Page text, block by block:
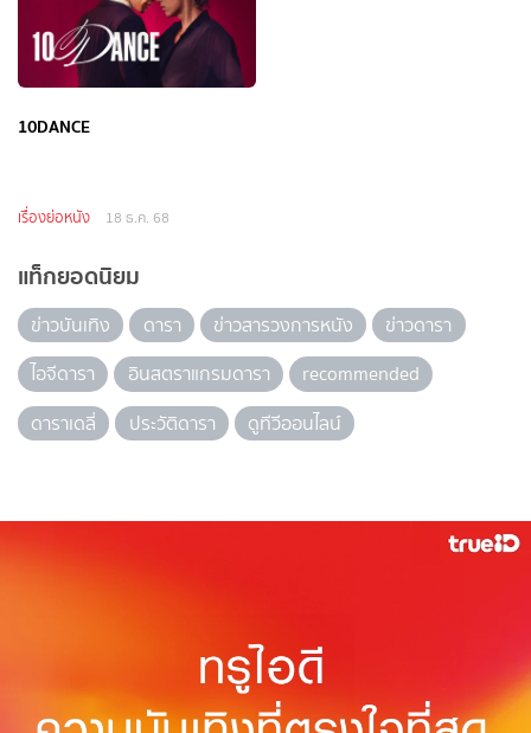
10DANCE
เรื่องย่อหนัง 18 ธ.ค. 68
แท็กยอดนิยม
ข่าวบันเทิง ดารา ข่าวสารวงการหนัง
ข่าวดารา
ไอจีดารา
อินสตราแกรมดารา
recommended
ดาราเดลี่
ประวัติดารา ดูทีวีออนไลน์